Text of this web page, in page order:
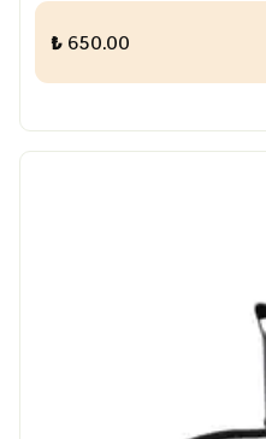
₺ 650.00